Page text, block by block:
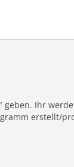
" geben. Ihr
erstellt/